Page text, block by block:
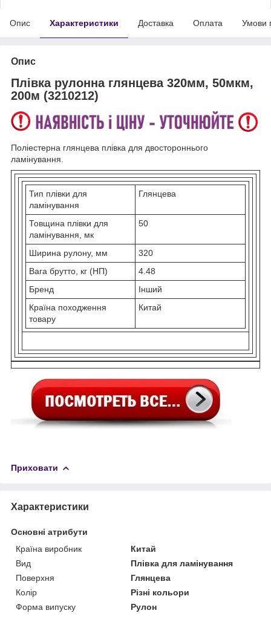
Опис Характеристики Доставка Оплата Умови
Опис
Плівка рулонна глянцева 320мм, 50мкм,
200м (3210212)
Поліестерна глянцева плівка для двостороннього
ламінування.
Тип плівки для
ламінування
Глянцева
Товщина плівки для
ламінування, мк
50
Ширина рулону, мм
320
Вага брутто, кг (НП)
4.48
Бренд
Інший
Країна походження
товару
Китай
Приховати
Характеристики
Основні атрибути
Країна виробник
Китай
Вид
Плівка для ламінування
Поверхня
Глянцева
Колір
Різні кольори
Форма випуску
Рулон